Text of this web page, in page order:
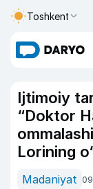
Toshkent
Ijtimoiy
“Doktor
Lorining
Madaniyat